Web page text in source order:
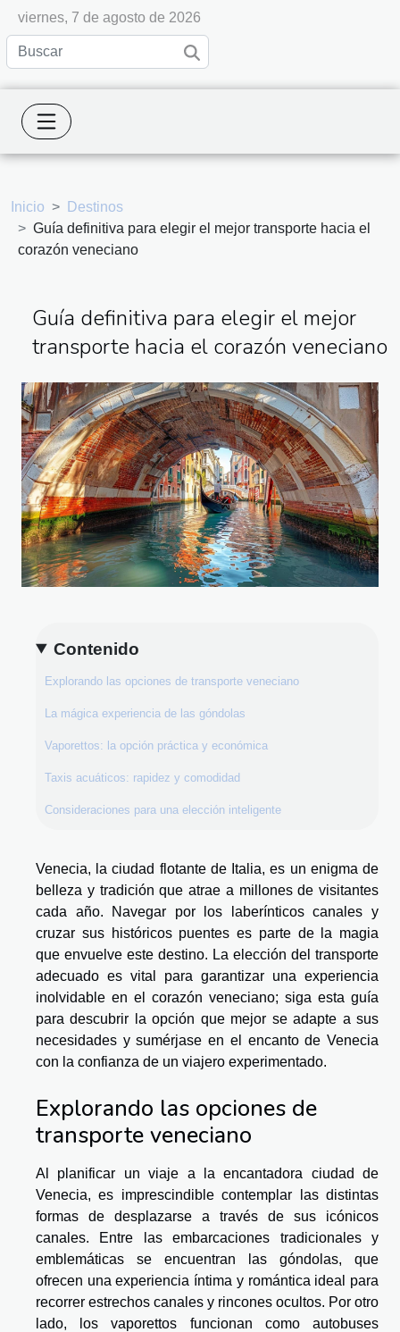
viernes, 7 de agosto de 2026
Inicio
Destinos
Guía definitiva para elegir el mejor transporte hacia el
corazón veneciano
Guía definitiva para elegir el mejor
transporte hacia el corazón veneciano
Contenido
Explorando las opciones de transporte veneciano
La mágica experiencia de las góndolas
Vaporettos: la opción práctica y económica
Taxis acuáticos: rapidez y comodidad
Consideraciones para una elección inteligente
Venecia, la ciudad flotante de Italia, es un enigma de
belleza y tradición que atrae a millones de visitantes
cada año. Navegar por los laberínticos canales y
cruzar sus históricos puentes es parte de la magia
que envuelve este destino. La elección del transporte
adecuado es vital para garantizar una experiencia
inolvidable en el corazón veneciano; siga esta guía
para descubrir la opción que mejor se adapte a sus
necesidades y sumérjase en el encanto de Venecia
con la confianza de un viajero experimentado.
Explorando las opciones de
transporte veneciano
Al planificar un viaje a la encantadora ciudad de
Venecia, es imprescindible contemplar las distintas
formas de desplazarse a través de sus icónicos
canales. Entre las embarcaciones tradicionales y
emblemáticas se encuentran las góndolas, que
ofrecen una experiencia íntima y romántica ideal para
recorrer estrechos canales y rincones ocultos. Por otro
lado, los vaporettos funcionan como autobuses